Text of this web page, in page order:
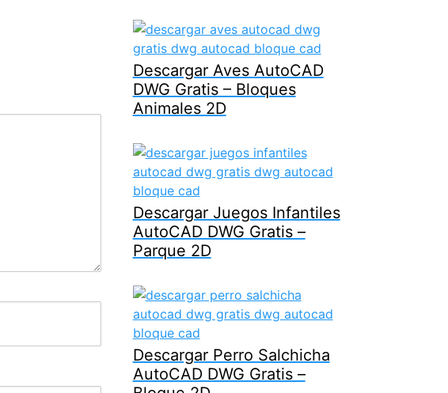
Descargar Aves AutoCAD
DWG Gratis – Bloques
Animales 2D
Descargar Juegos Infantiles
AutoCAD DWG Gratis –
Parque 2D
Descargar Perro Salchicha
AutoCAD DWG Gratis –